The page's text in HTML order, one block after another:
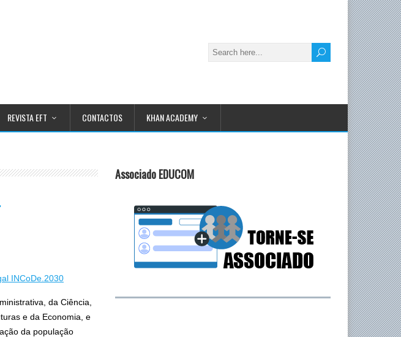
REVISTA EFT CONTACTOS KHAN ACADEMY
INCoDe.2030
da Ciência,
e da Economia, e
da população
Associado EDUCOM